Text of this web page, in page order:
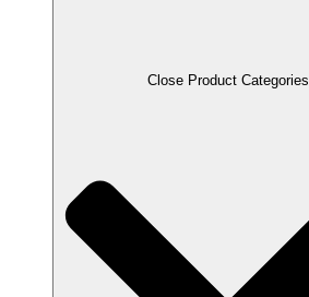
Close Product Categories